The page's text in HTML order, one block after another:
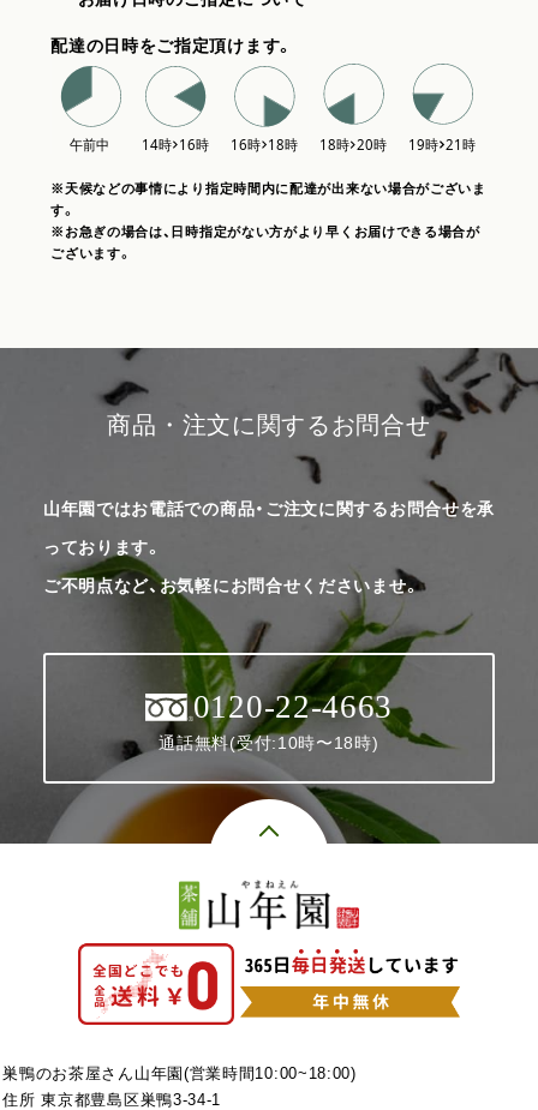
配達の日時をご指定頂けます。
※天候などの事情により指定時間内に配達が出来ない場合がございま
す。
※お急ぎの場合は、日時指定がない方がより早くお届けできる場合が
ございます。
商品・注文に関するお問合せ
山年園ではお電話での商品・ご注文に関するお問合せを承
っております。
ご不明点など、お気軽にお問合せくださいませ。
0120-22-4663
通話無料(受付:10時〜18時)
巣鴨のお茶屋さん山年園(営業時間10:00~18:00)
住所 東京都豊島区巣鴨3-34-1